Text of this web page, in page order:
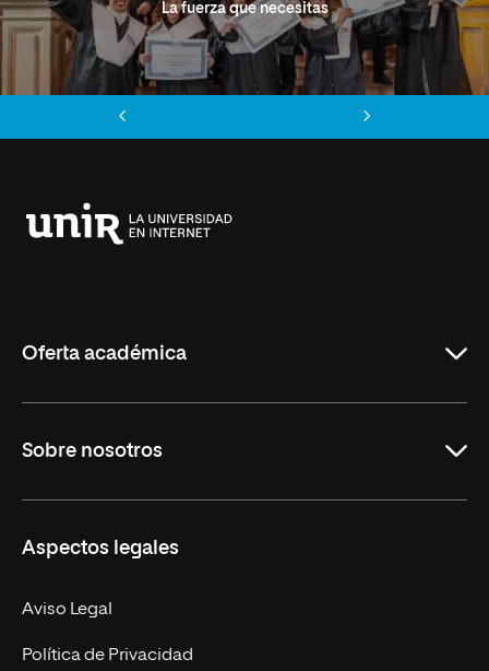
La fuerza que necesitas
Oferta académica
Másteres Oficiales
Doctorados
Experto Universitario
Postgrados
Sobre nosotros
Facultades
Nuestro Equipo
Trabaja en UNIR
Aspectos legales
Aviso Legal
Política de Privacidad